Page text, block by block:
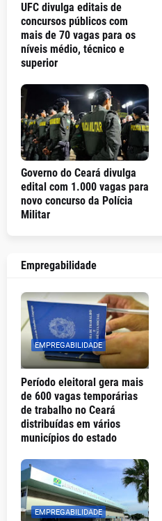
UFC divulga editais de
concursos públicos com
mais de 70 vagas para os
níveis médio, técnico e
superior
Governo do Ceará divulga
edital com 1.000 vagas para
novo concurso da Polícia
Militar
Empregabilidade
EMPREGABILIDADE
Período eleitoral gera mais
de 600 vagas temporárias
de trabalho no Ceará
distribuídas em vários
municípios do estado
EMPREGABILIDADE